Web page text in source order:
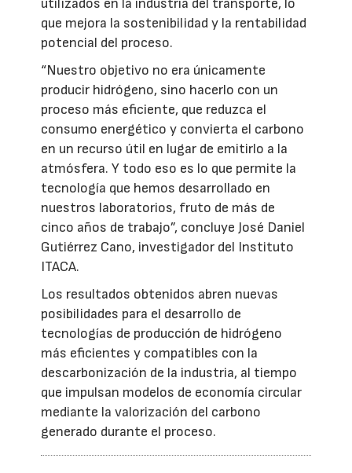
que mejora la sostenibilidad y la rentabilidad
potencial del proceso.
“Nuestro objetivo no era únicamente
producir hidrógeno, sino hacerlo con un
proceso más eficiente, que reduzca el
consumo energético y convierta el carbono
en un recurso útil en lugar de emitirlo a la
atmósfera. Y todo eso es lo que permite la
tecnología que hemos desarrollado en
nuestros laboratorios, fruto de más de
cinco años de trabajo”, concluye José Daniel
Gutiérrez Cano, investigador del Instituto
ITACA.
Los resultados obtenidos abren nuevas
posibilidades para el desarrollo de
tecnologías de producción de hidrógeno
más eficientes y compatibles con la
descarbonización de la industria, al tiempo
que impulsan modelos de economía circular
mediante la valorización del carbono
generado durante el proceso.